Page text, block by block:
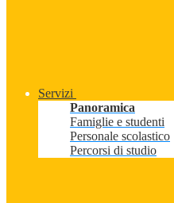
Servizi
Panoramica
Famiglie e studenti
Personale scolastico
Percorsi di studio